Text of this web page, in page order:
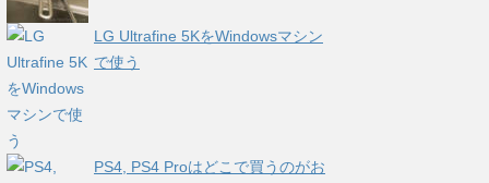
LG Ultrafine 5KをWindowsマシン
で使う
PS4, PS4 Proはどこで買うのがお